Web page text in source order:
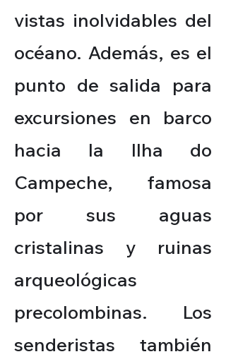
vistas inolvidables del
océano. Además, es el
punto de salida para
excursiones en barco
hacia la Ilha do
Campeche, famosa
por sus aguas
cristalinas y ruinas
arqueológicas
precolombinas. Los
senderistas también